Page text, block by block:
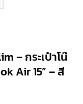
– กระเป๋าโน๊
Air 15” – สี